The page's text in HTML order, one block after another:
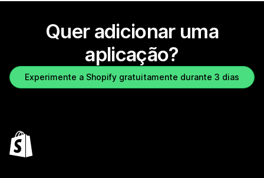
Quer adicionar uma
aplicação?
Experimente a Shopify gratuitamente durante 3 dias